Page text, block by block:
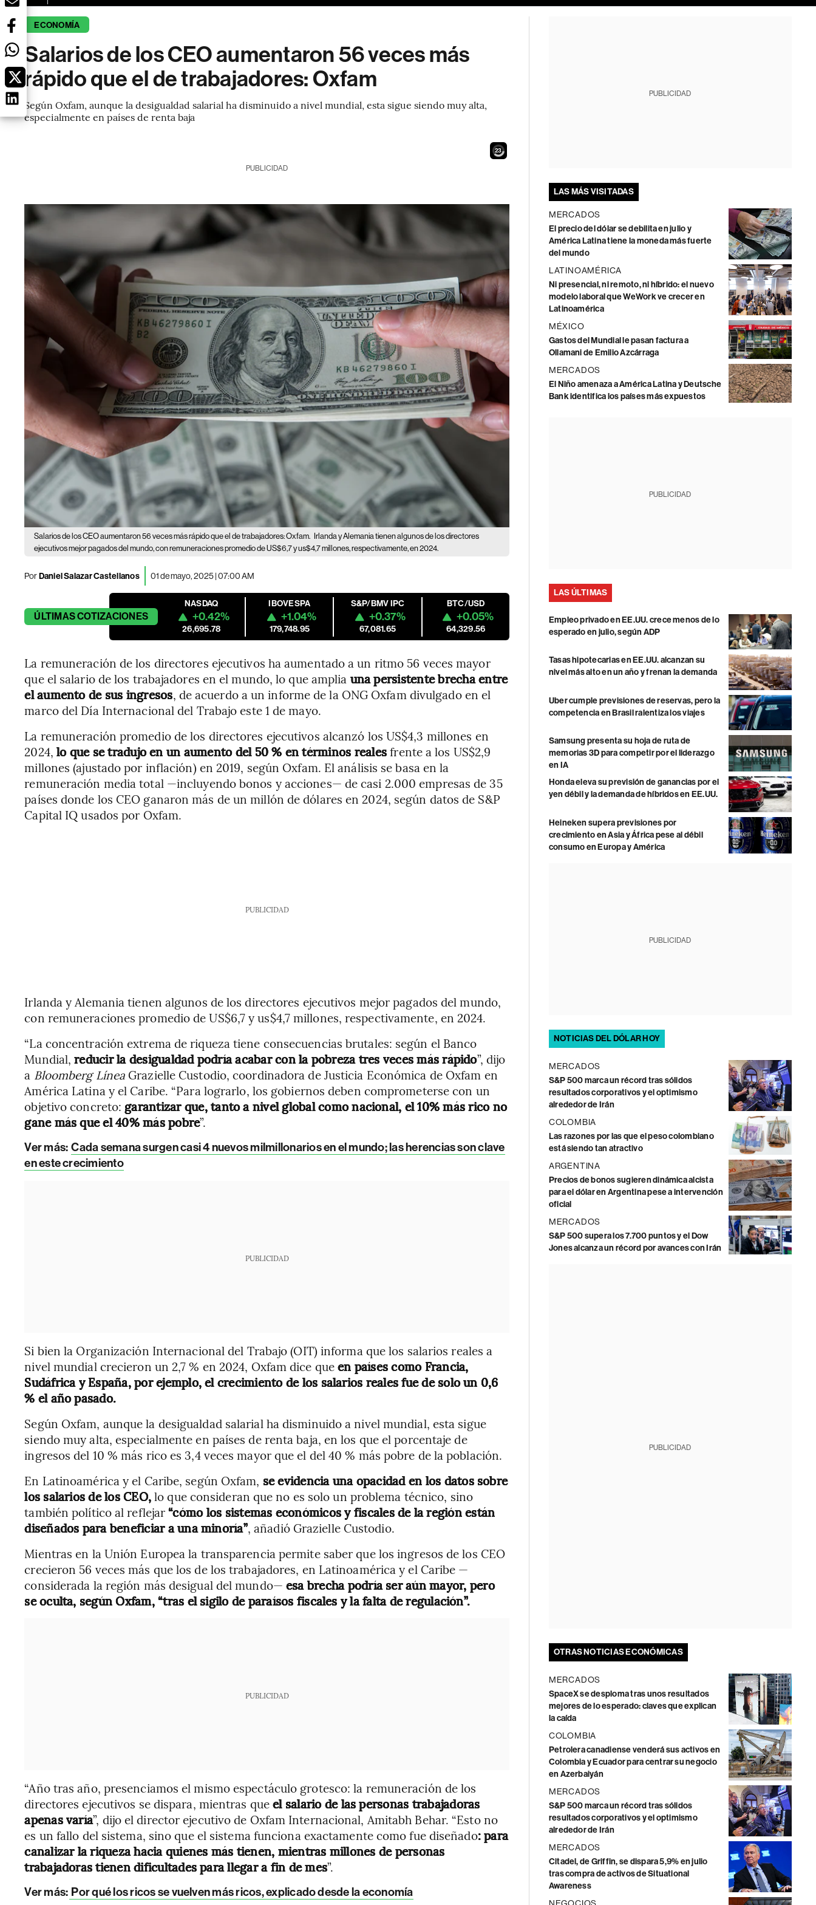
ECONOMÍA
Salarios de los CEO aumentaron 56 veces más
rápido que el de trabajadores: Oxfam
Según Oxfam, aunque la desigualdad salarial ha disminuido a nivel mundial, esta sigue siendo muy alta,
especialmente en países de renta baja
21
PUBLICIDAD
Salarios de los CEO aumentaron 56 veces más rápido que el de trabajadores: Oxfam. Irlanda y Alemania tienen algunos de los directores
ejecutivos mejor pagados del mundo, con remuneraciones promedio de US$6,7 y us$4,7 millones, respectivamente, en 2024.
PorDaniel Salazar Castellanos 01 de mayo, 2025 | 07:00 AM
ÚLTIMASCOTIZACIONES
NASDAQ
+0.42%
26,695.78
IBOVESPA
+1.04%
179,748.95
S&P/BMV IPC
+0.37%
67,081.65
BTC/USD
+0.05%
64,329.56
La remuneración de los directores ejecutivos ha aumentado a un ritmo 56 veces mayor
que el salario de los trabajadores en el mundo, lo que amplia una persistente brecha entre
el aumento de sus ingresos, de acuerdo a un informe de la ONG Oxfam divulgado en el
marco del Día Internacional del Trabajo este 1 de mayo.
La remuneración promedio de los directores ejecutivos alcanzó los US$4,3 millones en
2024, lo que se tradujo en un aumento del 50 % en términos realesfrente a los US$2,9
millones (ajustado por inflación) en 2019, según Oxfam. El análisis se basa en la
remuneración media total —incluyendo bonos y acciones— de casi 2.000 empresas de 35
países donde los CEO ganaron más de un millón de dólares en 2024, según datos de S&P
Capital IQ usados por Oxfam.
PUBLICIDAD
Irlanda y Alemania tienen algunos de los directores ejecutivos mejor pagados del mundo,
con remuneraciones promedio de US$6,7 y us$4,7 millones, respectivamente, en 2024.
“La concentración extrema de riqueza tiene consecuencias brutales: según el Banco
Mundial,reducir la desigualdad podría acabar con la pobreza tres veces más rápido”, dijo
a Bloomberg Línea Grazielle Custodio, coordinadora de Justicia Económica de Oxfam en
América Latina y el Caribe. “Para lograrlo, los gobiernos deben comprometerse con un
objetivo concreto: garantizar que, tanto a nivel global como nacional, el 10% más rico no
gane más que el 40% más pobre”.
Ver más: Cada semana surgen casi 4 nuevos milmillonarios en el mundo; las herencias son clave
en este crecimiento
PUBLICIDAD
Si bien la Organización Internacional del Trabajo (OIT) informa que los salarios reales a
nivel mundial crecieron un 2,7 % en 2024, Oxfam dice queen países como Francia,
Sudáfrica y España, por ejemplo, el crecimiento de los salarios reales fue de solo un 0,6
% el año pasado.
Según Oxfam, aunque la desigualdad salarial ha disminuido a nivel mundial, esta sigue
siendo muy alta, especialmente en países de renta baja, en los que el porcentaje de
ingresos del 10 % más rico es 3,4 veces mayor que el del 40 % más pobre de la población.
En Latinoamérica y el Caribe, según Oxfam, se evidencia una opacidad en los datos sobre
los salarios de los CEO,lo que consideran que no es solo un problema técnico, sino
también político al reflejar“cómo los sistemas económicos y fiscales de la región están
diseñados para beneficiar a una minoría”, añadió Grazielle Custodio.
Mientras en la Unión Europea la transparencia permite saber que los ingresos de los CEO
crecieron 56 veces más que los de los trabajadores, en Latinoamérica y el Caribe —
considerada la región más desigual del mundo— esa brecha podría ser aún mayor, pero
se oculta, según Oxfam, “tras el sigilo de paraísos fiscales y la falta de regulación”.
PUBLICIDAD
“Año tras año, presenciamos el mismo espectáculo grotesco: la remuneración de los
directores ejecutivos se dispara, mientras queel salario de las personas trabajadoras
apenas varía”, dijo el director ejecutivo de Oxfam Internacional, Amitabh Behar. “Esto no
es un fallo del sistema, sino que el sistema funciona exactamente como fue diseñado: para
canalizar la riqueza hacia quienes más tienen, mientras millones de personas
trabajadoras tienen dificultades para llegar a fin de mes”.
Ver más: Por qué los ricos se vuelven más ricos, explicado desde la economía
PUBLICIDAD
LAS MÁS VISITADAS
MERCADOS
El precio del dólar se debilita en julio y
América Latina tiene la moneda más fuerte
del mundo
LATINOAMÉRICA
Ni presencial, ni remoto, ni híbrido: el nuevo
modelo laboral que WeWork ve crecer en
Latinoamérica
MÉXICO
Gastos del Mundial le pasan factura a
Ollamani de Emilio Azcárraga
MERCADOS
El Niño amenaza a América Latina y Deutsche
Bank identifica los países más expuestos
PUBLICIDAD
LAS ÚLTIMAS
Empleo privado en EE.UU. crece menos de lo
esperado en julio, según ADP
Tasas hipotecarias en EE.UU. alcanzan su
nivel más alto en un año y frenan la demanda
Uber cumple previsiones de reservas, pero la
competencia en Brasil ralentiza los viajes
Samsung presenta su hoja de ruta de
memorias 3D para competir por el liderazgo
en IA
Honda eleva su previsión de ganancias por el
yen débil y la demanda de híbridos en EE.UU.
Heineken supera previsiones por
crecimiento en Asia y África pese al débil
consumo en Europa y América
PUBLICIDAD
NOTICIAS DEL DÓLAR HOY
MERCADOS
S&P 500 marca un récord tras sólidos
resultados corporativos y el optimismo
alrededor de Irán
COLOMBIA
Las razones por las que el peso colombiano
está siendo tan atractivo
ARGENTINA
Precios de bonos sugieren dinámica alcista
para el dólar en Argentina pese a intervención
oficial
MERCADOS
S&P 500 supera los 7.700 puntos y el Dow
Jones alcanza un récord por avances con Irán
PUBLICIDAD
OTRAS NOTICIAS ECONÓMICAS
MERCADOS
SpaceX se desploma tras unos resultados
mejores de lo esperado: claves que explican
la caída
COLOMBIA
Petrolera canadiense venderá sus activos en
Colombia y Ecuador para centrar su negocio
en Azerbaiyán
MERCADOS
S&P 500 marca un récord tras sólidos
resultados corporativos y el optimismo
alrededor de Irán
MERCADOS
Citadel, de Griffin, se dispara 5,9% en julio
tras compra de activos de Situational
Awareness
NEGOCIOS